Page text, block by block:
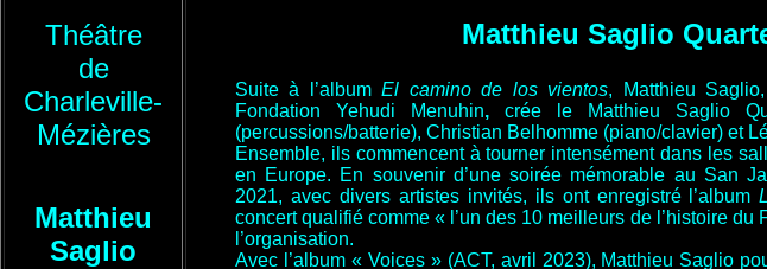
Théâtre
de
Charleville-
Mézières
Matthieu
Saglio
Matthieu Saglio
Suite à l’albumEl camino de los vientos, Matthieu
Fondation Yehudi Menuhin, crée le Matthieu Saglio
(percussions/batterie), Christian Belhomme (piano/clavier) et
Ensemble, ils commencent à tourner intensément dans les
en Europe. En souvenir d’une soirée mémorable au San
2021, avec divers artistes invités, ils ont enregistré l’album
concert qualifié comme « l’un des 10 meilleurs de l’histoire du
l’organisation.
Avec l’album « Voices » (ACT, avril 2023), Matthieu Saglio